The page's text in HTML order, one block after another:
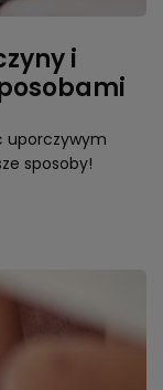
i
uporczywym
sposoby!